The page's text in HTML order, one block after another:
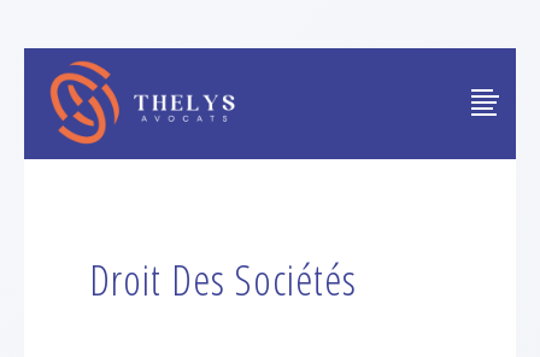
Droit Des Sociétés